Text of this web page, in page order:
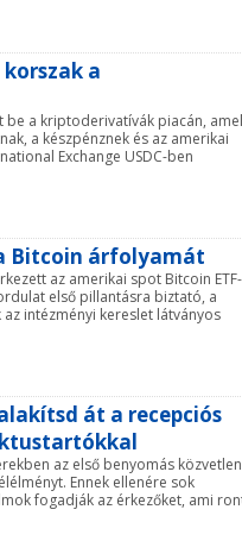
a
be a kriptoderivatívák piacán,
a készpénznek és az amerikai
Exchange USDC-ben
Bitcoin árfolyamát
az amerikai spot Bitcoin ETF-
első pillantásra biztató, a
intézményi kereslet látványos
át a recepciós
az első benyomás
Ennek ellenére sok
fogadják az érkezőket, ami